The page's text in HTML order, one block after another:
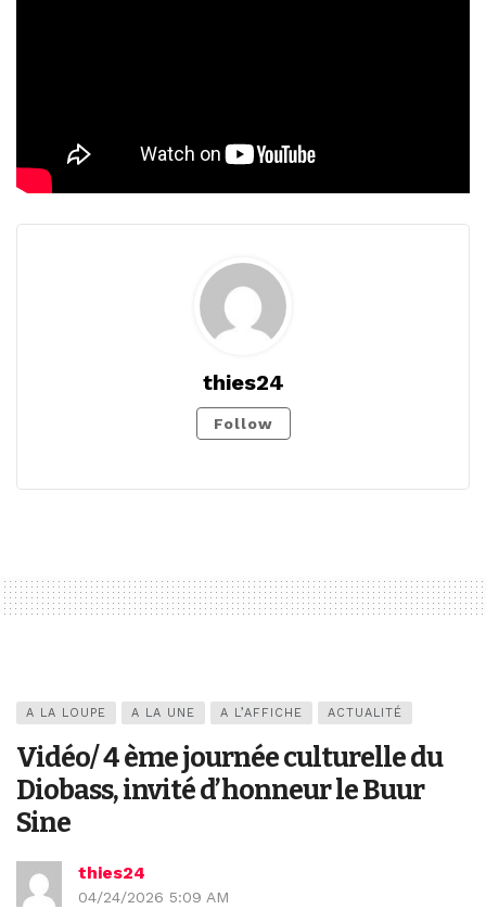
thies24
Follow
A LA LOUPE A LA UNE A L’AFFICHE ACTUALITÉ
Vidéo/ 4 ème journée culturelle du
Diobass, invité d’honneur le Buur
Sine
thies24
04/24/2026 5:09 AM